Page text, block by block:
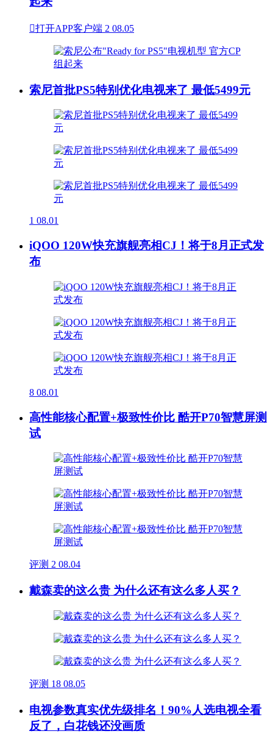
打开APP客户端 2 08.05
索尼首批PS5特别优化电视来了 最低5499元
1 08.01
iQOO 120W快充旗舰亮相CJ！将于8月正式发
布
8 08.01
高性能核心配置+极致性价比 酷开P70智慧屏测
试
评测 2 08.04
戴森卖的这么贵 为什么还有这么多人买？
评测 18 08.05
电视参数真实优先级排名！90%人选电视全看
反了，白花钱还没画质